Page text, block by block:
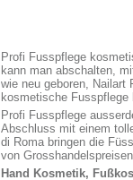
Profi Fusspflege
kann man abschalten,
wie neu geboren, Nailart
kosmetische Fusspflege
Profi Fusspflege
Abschluss mit einem
di Roma bringen die
von Grosshandelspreisen
Hand Kosmetik,